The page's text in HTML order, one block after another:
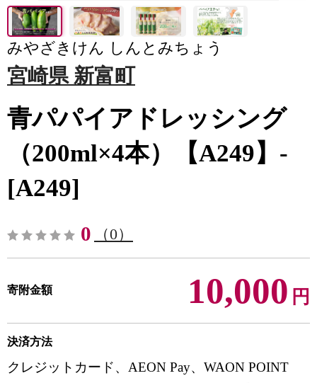
みやざきけん しんとみちょう
宮崎県 新富町
青パパイアドレッシング
（200ml×4本）【A249】-
[A249]
0 （0）
寄附金額 10,000 円
決済方法
クレジットカード、AEON Pay、WAON POINT